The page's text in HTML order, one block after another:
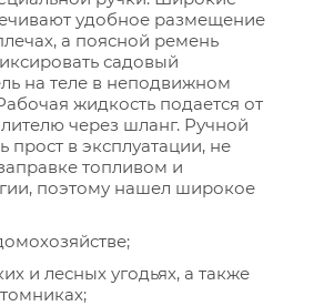
удобное размещение
а поясной ремень
садовый
на теле в неподвижном
жидкость подается от
через шланг. Ручной
прост в эксплуатации, не
топливом и
поэтому нашел широкое
и лесных угодьях, а также